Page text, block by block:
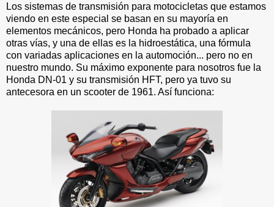
Los sistemas de transmisión para motocicletas que estamos
viendo en este especial se basan en su mayoría en
elementos mecánicos, pero Honda ha probado a aplicar
otras vías, y una de ellas es la hidroestática, una fórmula
con variadas aplicaciones en la automoción... pero no en
nuestro mundo. Su máximo exponente para nosotros fue la
Honda DN-01 y su transmisión HFT, pero ya tuvo su
antecesora en un scooter de 1961. Así funciona: